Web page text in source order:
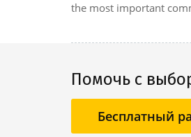
the most important
Помочь с
Бесплатный